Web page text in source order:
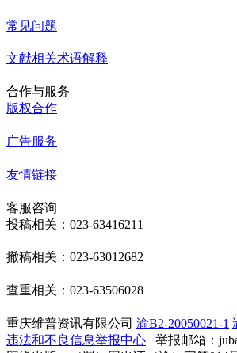
常见问题
文献相关术语解释
合作与服务
版权合作
广告服务
友情链接
客服咨询
投稿相关：023-63416211
撤稿相关：023-63012682
查重相关：023-63506028
重庆维普资讯有限公司 渝B2-20050021-1
违法和不良信息举报中心 举报邮箱：